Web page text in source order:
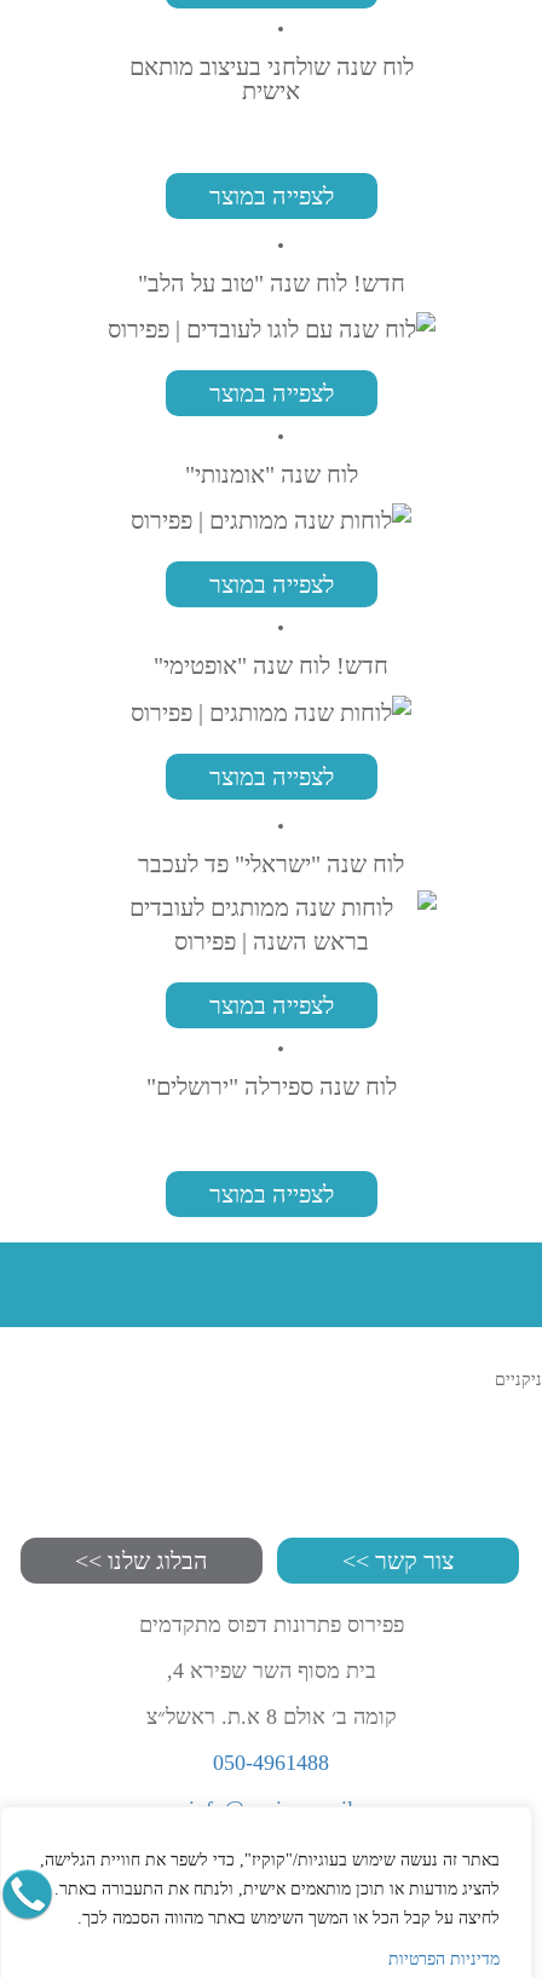
באתר זה נעשה שימוש בעוגיות/"קוקיז", כדי לשפר את חוויית הגלישה,
להציג מודעות או תוכן מותאמים אישית, ולנתח את התעבורה באתר.
לחיצה על קבל הכל או המשך השימוש באתר מהווה הסכמה לכך.
מדיניות הפרטיות
לוח שנה שולחני בעיצוב מותאם
אישית
לצפייה במוצר
חדש! לוח שנה "טוב על הלב"
לצפייה במוצר
לוח שנה "אומנותי"
לצפייה במוצר
חדש! לוח שנה "אופטימי"
לצפייה במוצר
לוח שנה "ישראלי" פד לעכבר
לצפייה במוצר
לוח שנה ספירלה "ירושלים"
לצפייה במוצר
ניקניים
צור קשר >> הבלוג שלנו >>
פפירוס פתרונות דפוס מתקדמים
בית מסוף השר שפירא 4,
קומה ב׳ אולם 8 א.ת. ראשל״צ
050-4961488
info@papirus.co.il
הצהרת נגישות
תקנון
מדיניות פרטיות